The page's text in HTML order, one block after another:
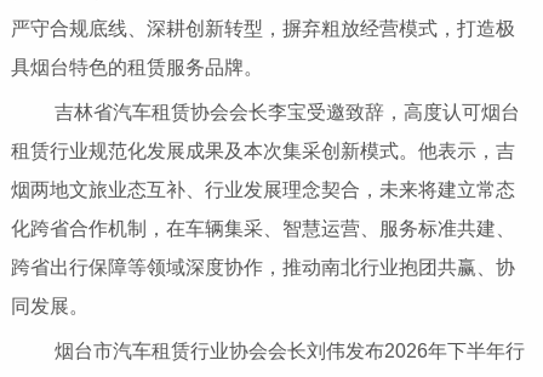
严守合规底线、深耕创新转型，摒弃粗放经营模式，打造极
具烟台特色的租赁服务品牌。
吉林省汽车租赁协会会长李宝受邀致辞，高度认可烟台
租赁行业规范化发展成果及本次集采创新模式。他表示，吉
烟两地文旅业态互补、行业发展理念契合，未来将建立常态
化跨省合作机制，在车辆集采、智慧运营、服务标准共建、
跨省出行保障等领域深度协作，推动南北行业抱团共赢、协
同发展。
烟台市汽车租赁行业协会会长刘伟发布2026年下半年行